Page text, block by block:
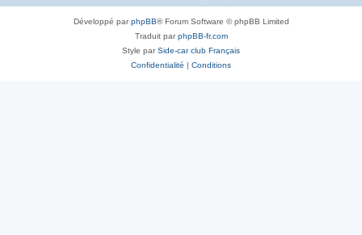
h
Développé parphpBB® Forum Software © phpBB Limited
Traduit parphpBB-fr.com
Style parSide-car club Français
Confidentialité | Conditions